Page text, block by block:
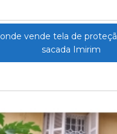
onde vende tela de
sacada Imirim